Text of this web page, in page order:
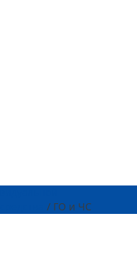
/ ГО и ЧС